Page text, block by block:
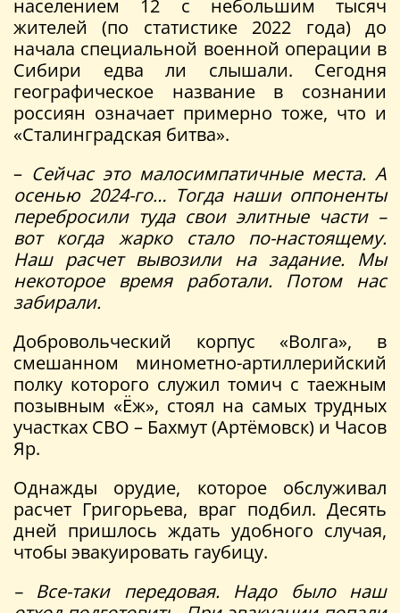
населением 12 с небольшим тысяч
жителей (по статистике 2022 года) до
начала специальной военной операции в
Сибири едва ли слышали. Сегодня
географическое название в сознании
россиян означает примерно тоже, что и
«Сталинградская битва».
– Сейчас это малосимпатичные места. А
осенью 2024-го… Тогда наши оппоненты
перебросили туда свои элитные части –
вот когда жарко стало по-настоящему.
Наш расчет вывозили на задание. Мы
некоторое время работали. Потом нас
забирали.
Добровольческий корпус «Волга», в
смешанном минометно-артиллерийский
полку которого служил томич с таежным
позывным «Ёж», стоял на самых трудных
участках СВО – Бахмут (Артёмовск) и Часов
Яр.
Однажды орудие, которое обслуживал
расчет Григорьева, враг подбил. Десять
дней пришлось ждать удобного случая,
чтобы эвакуировать гаубицу.
– Все-таки передовая. Надо было наш